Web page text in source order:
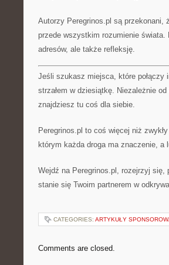
Autorzy Peregrinos.pl są przekonani,
przede wszystkim rozumienie
adresów, ale także refleksję.
Jeśli szukasz miejsca, które połączy
strzałem w dziesiątkę. Niezależnie
znajdziesz tu coś dla siebie.
Peregrinos.pl to coś więcej niż
którym każda droga ma znaczenie,
Wejdź na Peregrinos.pl, rozejrzyj się,
stanie się Twoim partnerem w
CATEGORIES: ARTYKUŁY
Comments are closed.